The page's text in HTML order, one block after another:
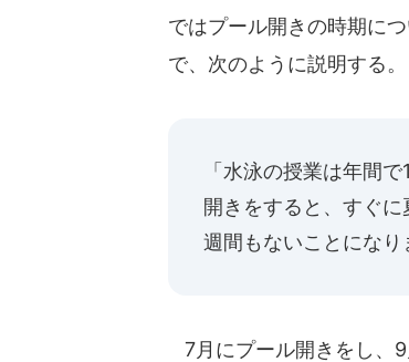
ではプール開きの時期に
で、次のように説明する。
「水泳の授業は年間
開きをすると、すぐ
週間もないことになり
7月にプール開きをし、